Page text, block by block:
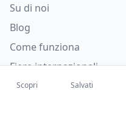
Su di noi
Blog
Come funziona
Fiere internazionali
Creator Program
Scopri
Salvati